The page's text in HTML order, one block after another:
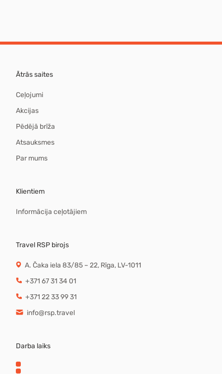
Ātrās saites
Ceļojumi
Akcijas
Pēdējā brīža
Atsauksmes
Par mums
Klientiem
Informācija ceļotājiem
Travel RSP birojs
A. Čaka iela 83/85 – 22, Rīga, LV-1011
+371 67 31 34 01
+371 22 33 99 31
info@rsp.travel
Darba laiks